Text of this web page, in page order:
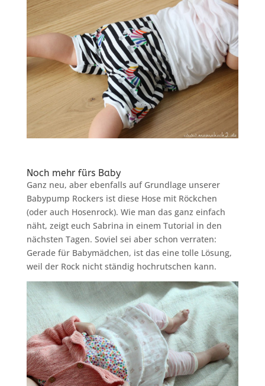
Noch mehr fürs Baby
Ganz neu, aber ebenfalls auf Grundlage unserer
Babypump Rockers ist diese Hose mit Röckchen
(oder auch Hosenrock). Wie man das ganz einfach
näht, zeigt euch Sabrina in einem Tutorial in den
nächsten Tagen. Soviel sei aber schon verraten:
Gerade für Babymädchen, ist das eine tolle Lösung,
weil der Rock nicht ständig hochrutschen kann.